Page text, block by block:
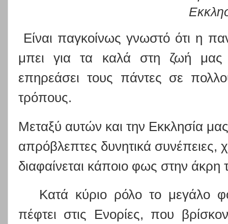
Είναι παγκοίνως γνωστό ότι η
μπει για τα καλά στη ζωή μας
επηρεάσει τους πάντες σε
τρόπους.
Μεταξύ αυτών και την Εκκλησία
απρόβλεπτες δυνητικά συνέπειες,
διαφαίνεται κάποιο φως στην άκρη
Κατά κύριο ρόλο το μεγάλο
πέφτει στις Ενορίες, που